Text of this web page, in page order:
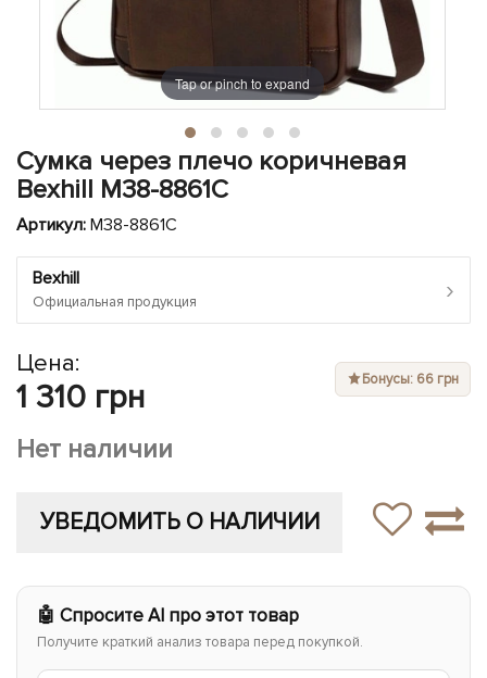
Показать все
Показать все
ЧЕХЛЫ ДЛЯ НОУТБУКОВ
Показать все
Tap or pinch to expand
Сумка через плечо коричневая
Bexhill M38-8861C
Артикул: M38-8861C
Bexhill
Официальная продукция ›
Цена:
1 310 грн Бонусы: 66 грн
Нет наличии
УВЕДОМИТЬ О НАЛИЧИИ
🤖 Спросите AI про этот товар
Получите краткий анализ товара перед покупкой.